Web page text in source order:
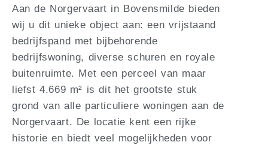
Aan de Norgervaart in Bovensmilde bieden
wij u dit unieke object aan: een vrijstaand
bedrijfspand met bijbehorende
bedrijfswoning, diverse schuren en royale
buitenruimte. Met een perceel van maar
liefst 4.669 m² is dit het grootste stuk
grond van alle particuliere woningen aan de
Norgervaart. De locatie kent een rijke
historie en biedt veel mogelijkheden voor